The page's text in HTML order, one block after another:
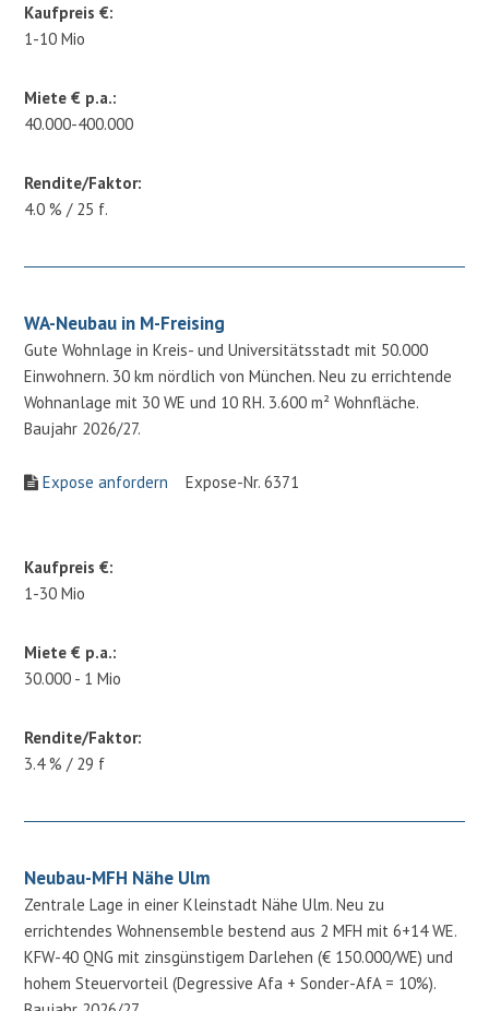
Kaufpreis €:
1-10 Mio
Miete € p.a.:
40.000-400.000
Rendite/Faktor:
4.0 % / 25 f.
WA-Neubau in M-Freising
Gute Wohnlage in Kreis- und Universitätsstadt mit 50.000
Einwohnern. 30 km nördlich von München. Neu zu errichtende
Wohnanlage mit 30 WE und 10 RH. 3.600 m² Wohnfläche.
Baujahr 2026/27.
Expose anfordern Expose-Nr. 6371
Kaufpreis €:
1-30 Mio
Miete € p.a.:
30.000 - 1 Mio
Rendite/Faktor:
3.4 % / 29 f
Neubau-MFH Nähe Ulm
Zentrale Lage in einer Kleinstadt Nähe Ulm. Neu zu
errichtendes Wohnensemble bestend aus 2 MFH mit 6+14 WE.
KFW-40 QNG mit zinsgünstigem Darlehen (€ 150.000/WE) und
hohem Steuervorteil (Degressive Afa + Sonder-AfA = 10%).